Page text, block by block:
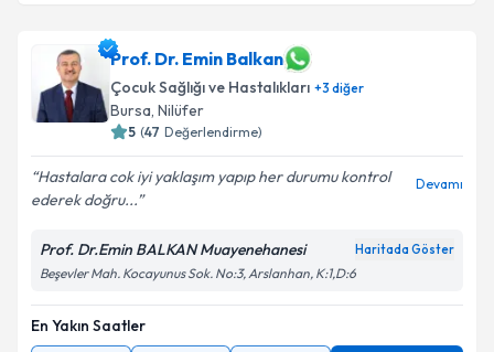
Prof. Dr. Emin Balkan
Çocuk Sağlığı ve Hastalıkları +3 diğer
Bursa, Nilüfer
5 (47 Değerlendirme)
Hastalara cok iyi yaklaşım yapıp her durumu kontrol
ederek doğru...
Devamı
Prof. Dr.Emin BALKAN Muayenehanesi Haritada Göster
Beşevler Mah. Kocayunus Sok. No:3, Arslanhan, K:1,D:6
En Yakın Saatler